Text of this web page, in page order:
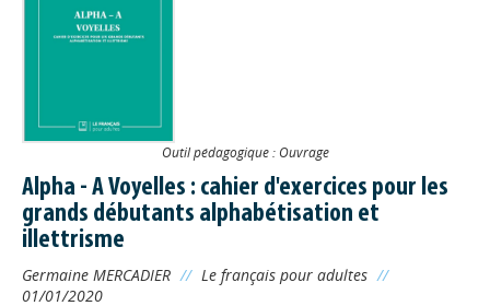
Outil pédagogique : Ouvrage
Alpha - A Voyelles : cahier d'exercices pour les
grands débutants alphabétisation et
illettrisme
Germaine MERCADIER // Le français pour adultes //
01/01/2020